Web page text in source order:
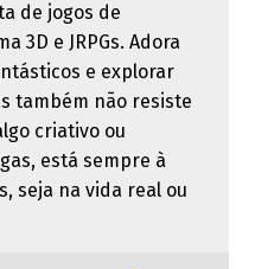
de jogos de
3D e JRPGs. Adora
e explorar
também não resiste
criativo ou
está sempre à
seja na vida real ou